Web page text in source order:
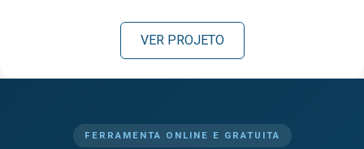
VER PROJETO
FERRAMENTA ONLINE E GRATUITA